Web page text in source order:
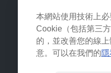
本網站使用技術上
Cookie（包括第三
的，並改善您的線
意。可以在我們的